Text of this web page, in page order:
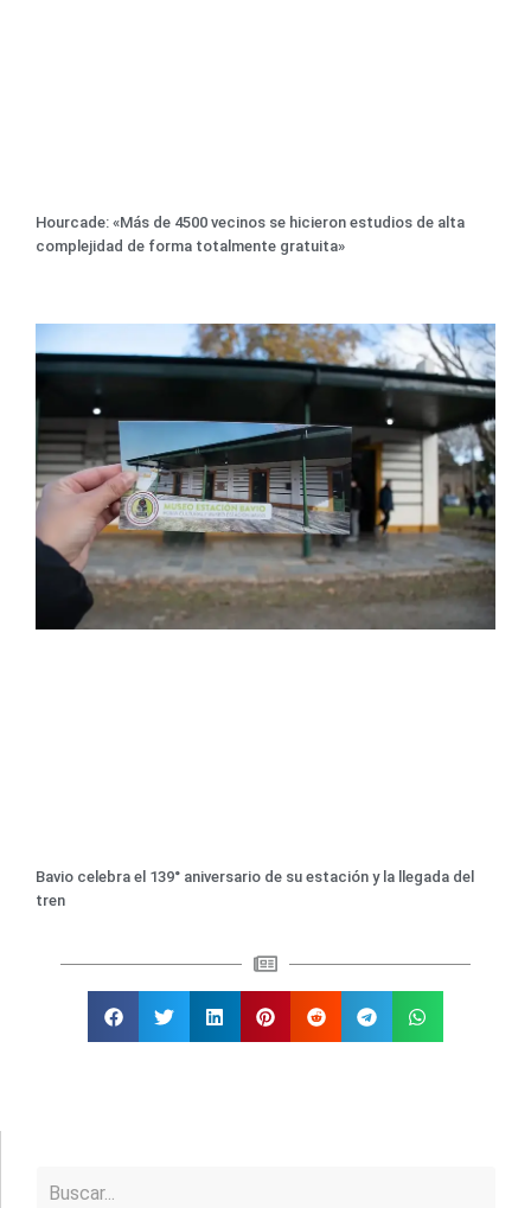
Hourcade: «Más de 4500 vecinos se hicieron estudios de alta
complejidad de forma totalmente gratuita»
Bavio celebra el 139° aniversario de su estación y la llegada del
tren